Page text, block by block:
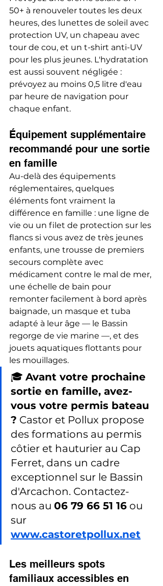
50+ à renouveler toutes les deux
heures, des lunettes de soleil avec
protection UV, un chapeau avec
tour de cou, et un t-shirt anti-UV
pour les plus jeunes. L'hydratation
est aussi souvent négligée :
prévoyez au moins 0,5 litre d'eau
par heure de navigation pour
chaque enfant.
Équipement supplémentaire
recommandé pour une sortie
en famille
Au-delà des équipements
réglementaires, quelques
éléments font vraiment la
différence en famille : une ligne de
vie ou un filet de protection sur les
flancs si vous avez de très jeunes
enfants, une trousse de premiers
secours complète avec
médicament contre le mal de mer,
une échelle de bain pour
remonter facilement à bord après
baignade, un masque et tuba
adapté à leur âge — le Bassin
regorge de vie marine —, et des
jouets aquatiques flottants pour
les mouillages.
🎓 Avant votre prochaine
sortie en famille, avez-
vous votre permis bateau
? Castor et Pollux propose
des formations au permis
côtier et hauturier au Cap
Ferret, dans un cadre
exceptionnel sur le Bassin
d'Arcachon. Contactez-
nous au 06 79 66 51 16 ou
sur
www.castoretpollux.net
Les meilleurs spots
familiaux accessibles en